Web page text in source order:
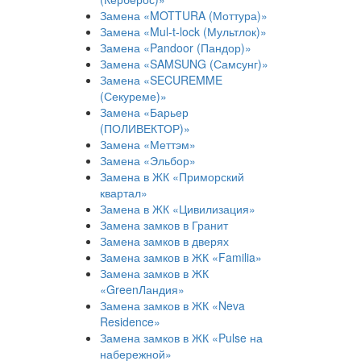
Замена «MOTTURA (Моттура)»
Замена «Mul-t-lock (Мультлок)»
Замена «Pandoor (Пандор)»
Замена «SAMSUNG (Самсунг)»
Замена «SECUREMME
(Секуреме)»
Замена «Барьер
(ПОЛИВЕКТОР)»
Замена «Меттэм»
Замена «Эльбор»
Замена в ЖК «Приморский
квартал»
Замена в ЖК «Цивилизация»
Замена замков в Гранит
Замена замков в дверях
Замена замков в ЖК «Familia»
Замена замков в ЖК
«GreenЛандия»
Замена замков в ЖК «Neva
Residence»
Замена замков в ЖК «Pulse на
набережной»